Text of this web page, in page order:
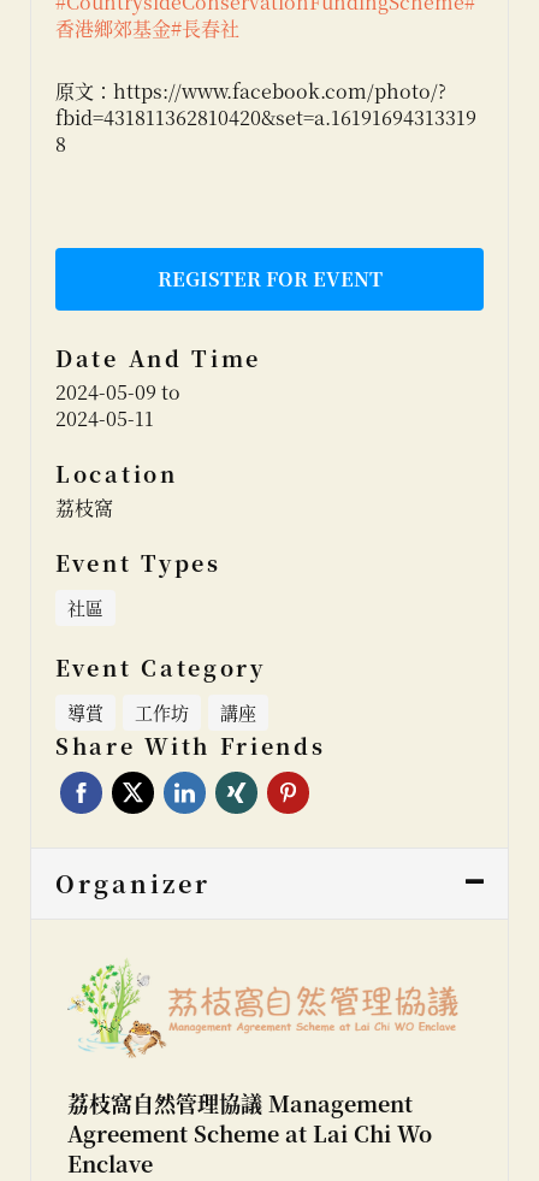
香港鄉郊基金#長春社
原文：https://www.facebook.com/photo/?
fbid=431811362810420&set=a.16191694313319
8
REGISTER FOR EVENT
Date And Time
2024-05-09 to
2024-05-11
Location
荔枝窩
Event Types
社區
Event Category
導賞 工作坊 講座
Share With Friends
Organizer
荔枝窩自然管理協議 Management
Agreement Scheme at Lai Chi Wo
Enclave